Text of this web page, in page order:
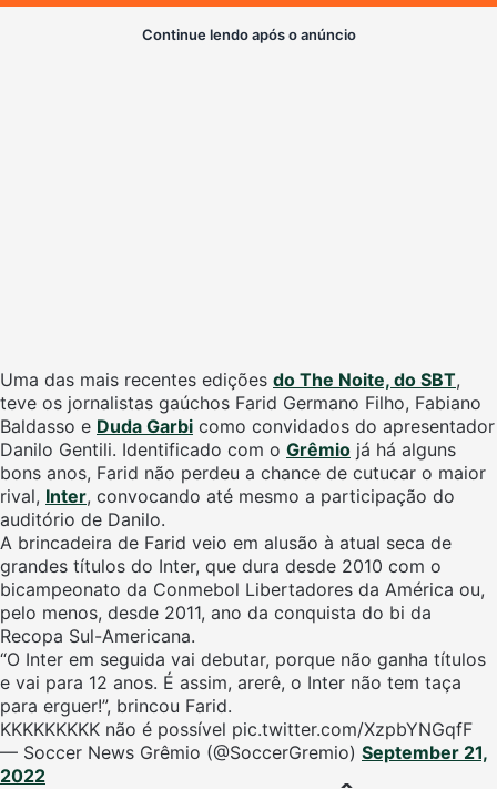
Continue lendo após o anúncio
Uma das mais recentes edições do The Noite, do SBT,
teve os jornalistas gaúchos Farid Germano Filho, Fabiano
Baldasso e Duda Garbi como convidados do apresentador
Danilo Gentili. Identificado com o Grêmio já há alguns
bons anos, Farid não perdeu a chance de cutucar o maior
rival, Inter, convocando até mesmo a participação do
auditório de Danilo.
A brincadeira de Farid veio em alusão à atual seca de
grandes títulos do Inter, que dura desde 2010 com o
bicampeonato da Conmebol Libertadores da América ou,
pelo menos, desde 2011, ano da conquista do bi da
Recopa Sul-Americana.
“O Inter em seguida vai debutar, porque não ganha títulos
e vai para 12 anos. É assim, arerê, o Inter não tem taça
para erguer!”, brincou Farid.
KKKKKKKKK não é possível pic.twitter.com/XzpbYNGqfF
— Soccer News Grêmio (@SoccerGremio) September 21,
2022